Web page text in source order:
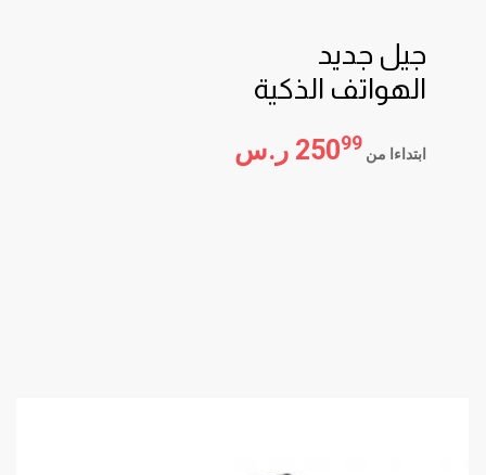
جيل جديد
الهواتف الذكية
ابتداءا من 25099 ر.س